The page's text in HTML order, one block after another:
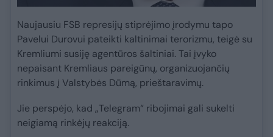
Naujausiu FSB represijų stiprėjimo įrodymu tapo
Pavelui Durovui pateikti kaltinimai terorizmu, teigė su
Kremliumi susiję agentūros šaltiniai. Tai įvyko
nepaisant Kremliaus pareigūnų, organizuojančių
rinkimus į Valstybės Dūmą, prieštaravimų.
Jie perspėjo, kad „Telegram“ ribojimai gali sukelti
neigiamą rinkėjų reakciją.